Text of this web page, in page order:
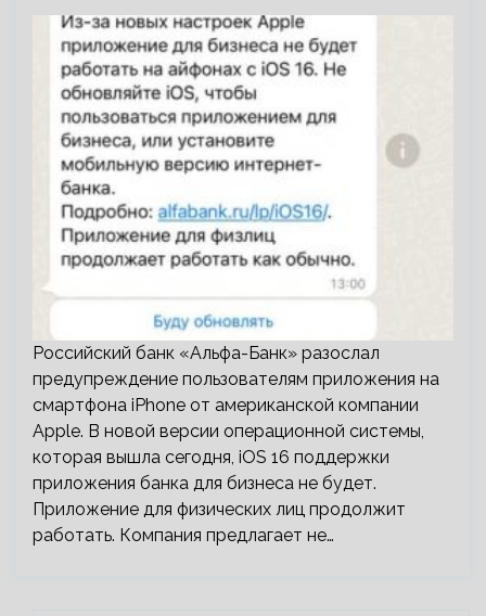
Российский банк «Альфа-Банк» разослал
предупреждение пользователям приложения на
смартфона iPhone от американской компании
Apple. В новой версии операционной системы,
которая вышла сегодня, iOS 16 поддержки
приложения банка для бизнеса не будет.
Приложение для физических лиц продолжит
работать. Компания предлагает не…